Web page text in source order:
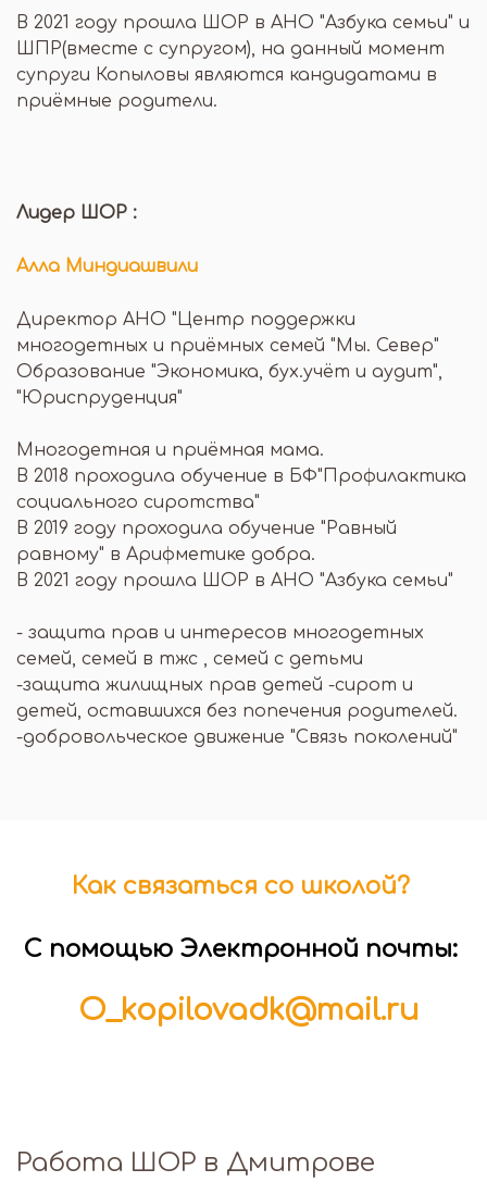
В 2021 году прошла ШОР в АНО "Азбука семьи" и
ШПР(вместе с супругом), на данный момент
супруги Копыловы являются кандидатами в
приёмные родители.
Лидер ШОР :
Алла Миндиашвили
Директор АНО "Центр поддержки
многодетных и приёмных семей "Мы. Север"
Образование "Экономика, бух.учёт и аудит",
"Юриспруденция"
Многодетная и приёмная мама.
В 2018 проходила обучение в БФ"Профилактика
социального сиротства"
В 2019 году проходила обучение "Равный
равному" в Арифметике добра.
В 2021 году прошла ШОР в АНО "Азбука семьи"
- защита прав и интересов многодетных
семей, семей в тжс , семей с детьми
-защита жилищных прав детей -сирот и
детей, оставшихся без попечения родителей.
-добровольческое движение "Связь поколений"
Как связаться со школой?
С помощью Электронной почты:
O_kopilovadk@mail.ru
Работа ШОР в Дмитрове